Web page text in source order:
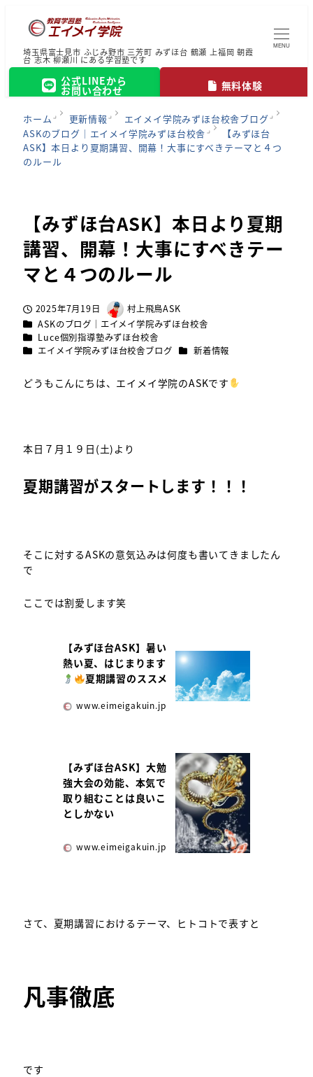
埼玉県富士見市 ふじみ野市 三芳町 みずほ台 鶴瀬 上福岡 朝霞
台 志木 柳瀬川 にある学習塾です
公式LINEから
お問い合わせ 無料体験
MENU
ホーム 更新情報
エイメイ学院みずほ台校舎ブログ
ASKのブログ｜エイメイ学院みずほ台校舎
【みずほ台
ASK】本日より夏期講習、開幕！大事にすべきテーマと４つ
のルール
【みずほ台ASK】本日より夏期
講習、開幕！大事にすべきテー
マと４つのルール
投稿日2025年7月19日
著
者
村上飛鳥ASK
カテゴリー
ASKのブログ｜エイメイ学院みずほ台校舎
カテゴリー
Luce個別指導塾みずほ台校舎
カテゴリー
エイメイ学院みずほ台校舎ブログ カテゴリー
新着情報
どうもこんにちは、エイメイ学院のASKです
本日７月１９日(土)より
夏期講習がスタートします！！！
そこに対するASKの意気込みは何度も書いてきましたん
で
ここでは割愛します笑
【みずほ台ASK】暑い
熱い夏、はじまります
夏期講習のススメ
www.eimeigakuin.jp
【みずほ台ASK】大勉
強大会の効能、本気で
取り組むことは良いこ
としかない
www.eimeigakuin.jp
さて、夏期講習におけるテーマ、ヒトコトで表すと
凡事徹底
です